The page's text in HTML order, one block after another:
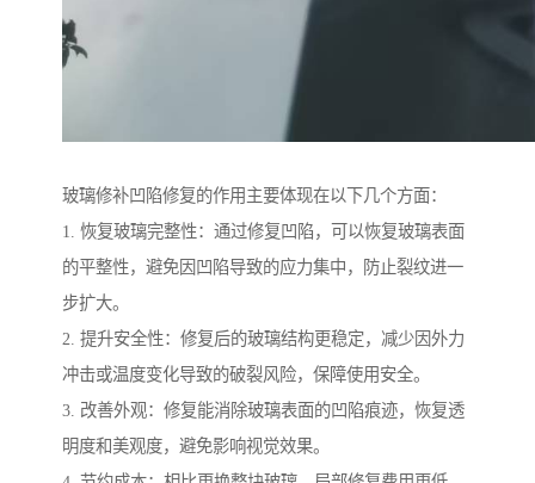
玻璃修补凹陷修复的作用主要体现在以下几个方面：
1. 恢复玻璃完整性：通过修复凹陷，可以恢复玻璃表面
的平整性，避免因凹陷导致的应力集中，防止裂纹进一
步扩大。
2. 提升安全性：修复后的玻璃结构更稳定，减少因外力
冲击或温度变化导致的破裂风险，保障使用安全。
3. 改善外观：修复能消除玻璃表面的凹陷痕迹，恢复透
明度和美观度，避免影响视觉效果。